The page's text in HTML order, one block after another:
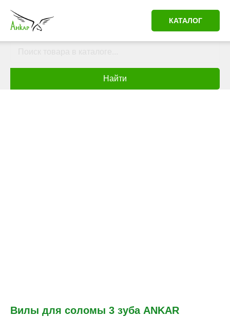
КАТАЛОГ
Найти
Вилы для соломы 3 зуба ANKAR